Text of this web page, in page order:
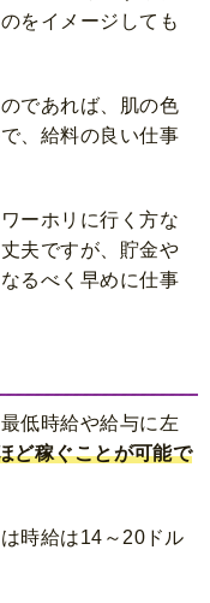
をイメージしても
であれば、肌の色
、給料の良い仕事
ーホリに行く方な
夫ですが、貯金や
るべく早めに仕事
低時給や給与に左
ど稼ぐことが可能で
時給は14～20ドル